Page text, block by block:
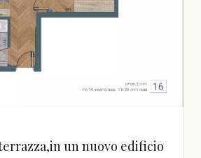
un nuovo edificio